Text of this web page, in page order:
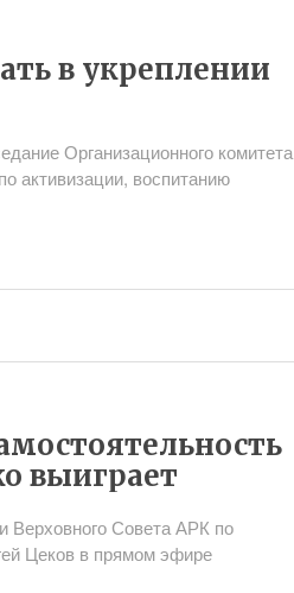
в укреплении
Организационного комитета
активизации, воспитанию
выиграет
Верховного Совета АРК по
Цеков в прямом эфире